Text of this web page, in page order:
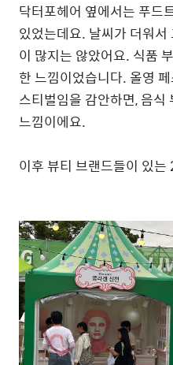
닥터포헤어 옆에서는 푸드
있었는데요. 날씨가 더워
이 많지는 않았어요. 식품
한 느낌이었습니다. 올영
스티벌임을 감안하면, 음
느낌이에요.
이후 뷰티 브랜드들이 있